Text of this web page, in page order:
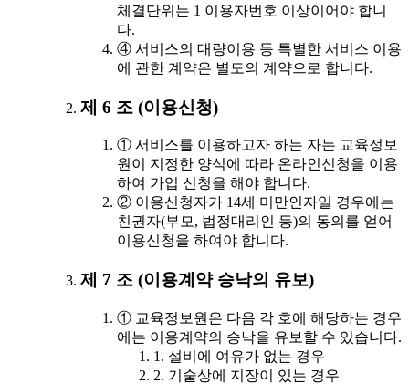
체결단위는 1 이용자번호 이상이어야 합니
다.
④ 서비스의 대량이용 등 특별한 서비스 이용
에 관한 계약은 별도의 계약으로 합니다.
제 6 조 (이용신청)
① 서비스를 이용하고자 하는 자는 교육정보
원이 지정한 양식에 따라 온라인신청을 이용
하여 가입 신청을 해야 합니다.
② 이용신청자가 14세 미만인자일 경우에는
친권자(부모, 법정대리인 등)의 동의를 얻어
이용신청을 하여야 합니다.
제 7 조 (이용계약 승낙의 유보)
① 교육정보원은 다음 각 호에 해당하는 경우
에는 이용계약의 승낙을 유보할 수 있습니다.
1. 설비에 여유가 없는 경우
2. 기술상에 지장이 있는 경우